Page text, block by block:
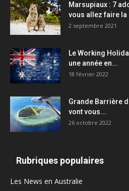
Marsupiaux : 7
vous allez faire
2 septembre 2021
Le Working
une année en...
18 février 2022
Grande Barrière
vont vous...
26 octobre 2022
Rubriques populaires
Les News en Australie